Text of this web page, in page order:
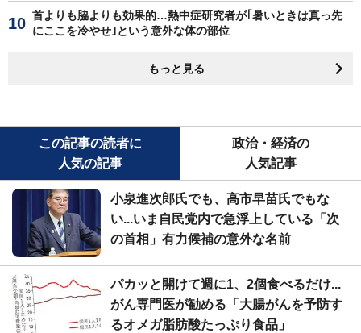
首よりも脇よりも効果的…熱中症研究者が｢暑いときは真っ先
にここを冷やせ｣という意外な体の部位
もっと見る
この記事の読者に
人気の記事
政治・経済の
人気記事
小泉進次郎氏でも、高市早苗氏でもな
い...いま自民党内で急浮上している「次
の首相」有力候補の意外な名前
パカッと開けて週に1、2個食べるだけ...
がん専門医が勧める「大腸がんを予防す
るオメガ脂肪酸たっぷり食品」